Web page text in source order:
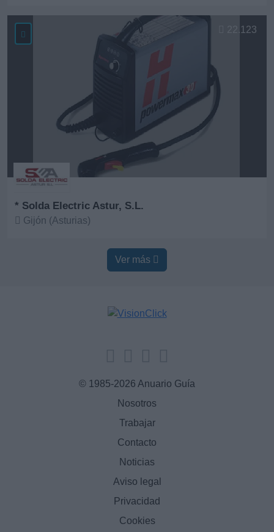
* Solda Electric Astur, S.L.
Gijón (Asturias)
22.123
Ver más
© 1985-2026 Anuario Guía
Nosotros
Trabajar
Contacto
Noticias
Aviso legal
Privacidad
Cookies